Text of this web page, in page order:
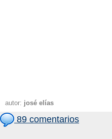
autor: josé elías
89 comentarios